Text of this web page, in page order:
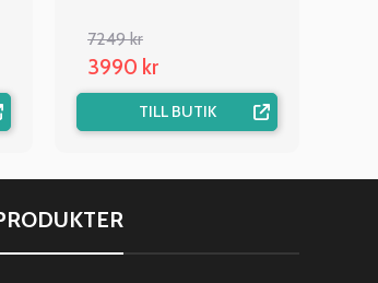
7249 kr
3990 kr
TILL BUTIK